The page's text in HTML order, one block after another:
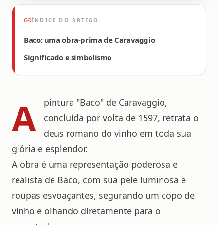
ÍNDICE DO ARTIGO
Baco: uma obra-prima de Caravaggio
Significado e simbolismo
A
pintura "Baco" de Caravaggio,
concluída por volta de 1597, retrata o
deus romano do vinho em toda sua
glória e esplendor.
A obra é uma representação poderosa e
realista de Baco, com sua pele luminosa e
roupas esvoaçantes, segurando um copo de
vinho e olhando diretamente para o